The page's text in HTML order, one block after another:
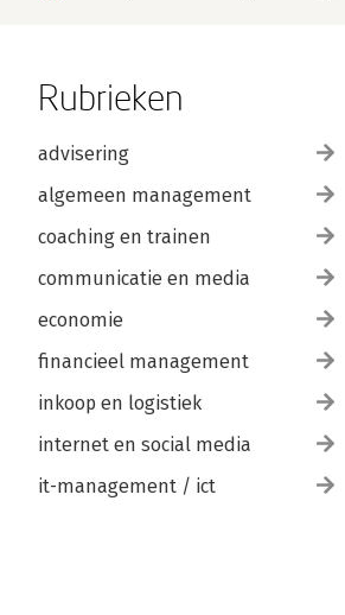
Rubrieken
advisering
algemeen management
coaching en trainen
communicatie en media
economie
financieel management
inkoop en logistiek
internet en social media
it-management / ict